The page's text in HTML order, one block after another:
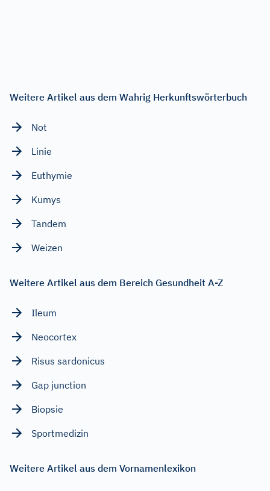
Weitere Artikel aus dem Wahrig Herkunftswörterbuch
Not
Linie
Euthymie
Kumys
Tandem
Weizen
Weitere Artikel aus dem Bereich Gesundheit A-Z
Ileum
Neocortex
Risus sardonicus
Gap junction
Biopsie
Sportmedizin
Weitere Artikel aus dem Vornamenlexikon